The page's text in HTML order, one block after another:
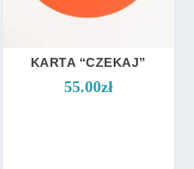
KARTA “CZEKAJ”
55.00zł